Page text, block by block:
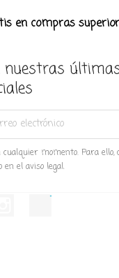
en compras
nuestras
cualquier momento. Para
en el aviso legal.
Instagram